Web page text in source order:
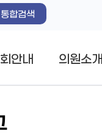
통합검색
안내 의원소개